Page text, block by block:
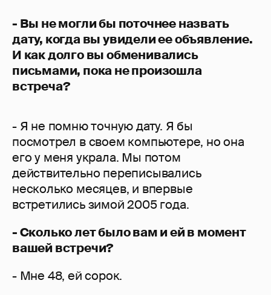
- Вы не могли бы поточнее назвать
дату, когда вы увидели ее объявление.
И как долго вы обменивались
письмами, пока не произошла
встреча?
- Я не помню точную дату. Я бы
посмотрел в своем компьютере, но она
его у меня украла. Мы потом
действительно переписывались
несколько месяцев, и впервые
встретились зимой 2005 года.
- Сколько лет было вам и ей в момент
вашей встречи?
- Мне 48, ей сорок.